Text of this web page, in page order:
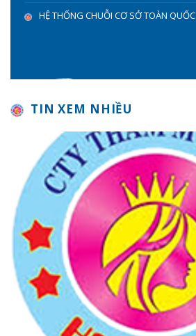
HỆ THỐNG CHUỖI CƠ SỞ TOÀN QUỐC
TIN XEM NHIỀU